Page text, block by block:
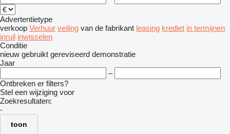
Advertentietype
verkoop Verhuur veiling van de fabrikant leasing krediet in termijnen
inruil inwisselen
Conditie
nieuw gebruikt gereviseerd demonstratie
Jaar
–
Ontbreken er filters?
Stel een wijziging voor
Zoekresultaten:
-
toon